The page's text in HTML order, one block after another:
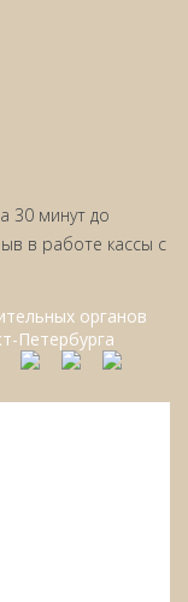
30 минут до
в работе кассы с